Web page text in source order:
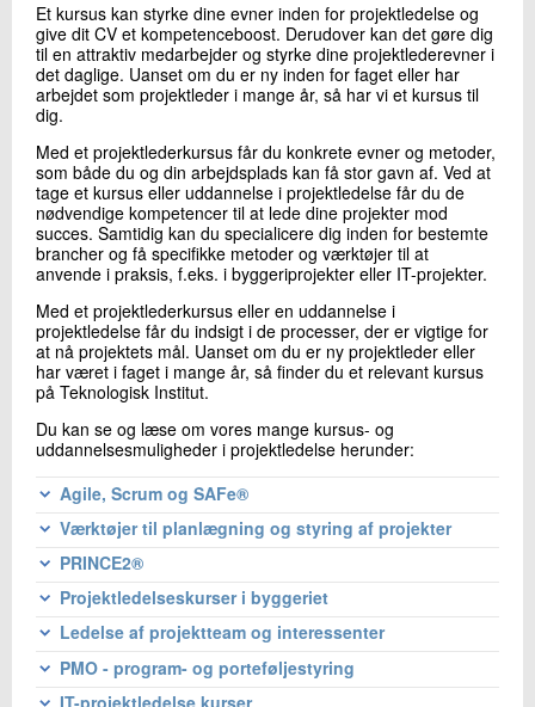
Et kursus kan styrke dine evner inden for projektledelse og
give dit CV et kompetenceboost. Derudover kan det gøre dig
til en attraktiv medarbejder og styrke dine projektlederevner i
det daglige. Uanset om du er ny inden for faget eller har
arbejdet som projektleder i mange år, så har vi et kursus til
dig.
Med et projektlederkursus får du konkrete evner og metoder,
som både du og din arbejdsplads kan få stor gavn af. Ved at
tage et kursus eller uddannelse i projektledelse får du de
nødvendige kompetencer til at lede dine projekter mod
succes. Samtidig kan du specialicere dig inden for bestemte
brancher og få specifikke metoder og værktøjer til at
anvende i praksis, f.eks. i byggeriprojekter eller IT-projekter.
Med et projektlederkursus eller en uddannelse i
projektledelse får du indsigt i de processer, der er vigtige for
at nå projektets mål. Uanset om du er ny projektleder eller
har været i faget i mange år, så finder du et relevant kursus
på Teknologisk Institut.
Du kan se og læse om vores mange kursus- og
uddannelsesmuligheder i projektledelse herunder:
Agile, Scrum og SAFe®
Med projektledelsesmetoderne i Agile, Scrum og SAFe®,
kan man opnå langt bedre projekter ved at få indsigt i de
grundtanker, terminologi, roller og værktøjer som bruges i
denne tilgang. Metoden bruges ofte ved komplekse
projekter, da den bruger en agil tilgang i projektledelsen.
Du kan også blive klogere på SAFe® og Agile i TI Pod. Lyt
til:
Værktøjer til planlægning og styring af projekter
Med en god planlægning giver man projekter et godt
fundament og dermed større mulighed for succes.
Ligeledes gælder kendskab til de metoder og værktøjer
som bruges til planlægning og styring af projekter, vil der
være større sandsynlighed for at projektet når sine mål.
Se vores udvalg af kurser i værktøjer til planlægning og
PRINCE2®
Projektledelsesmetoden PRINCE2® er et af verdens mest
populære og benyttede metoder. Prince2® giver konkrete
redskaber til projektledelse, og kan sikre, at alle taler
samme sprog, og forstår egne og andres roller og ansvar.
Prince2 kan være med til at sikre, at man bruger de
Projektledelseskurser i byggeriet
Projektledelse i byggeriet er vigtigt for at undgå fejl,
misforståelser og spildte ressourcer.
Projektledelseskurser i byggeriet kan bl.a. fremme din
Ledelse af projektteam og interessenter
Når det kommer til ledelse af projekter, er det vigtigt at
kunne håndtere både interne og eksterne faktorer. Der er
PMO - program- og porteføljestyring
IT-projektledelse kurser